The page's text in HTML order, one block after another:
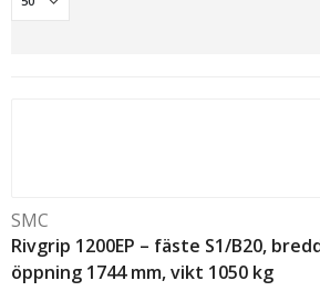
SMC
Rivgrip 1200EP – fäste S1/B20,
öppning 1744 mm, vikt 1050 kg